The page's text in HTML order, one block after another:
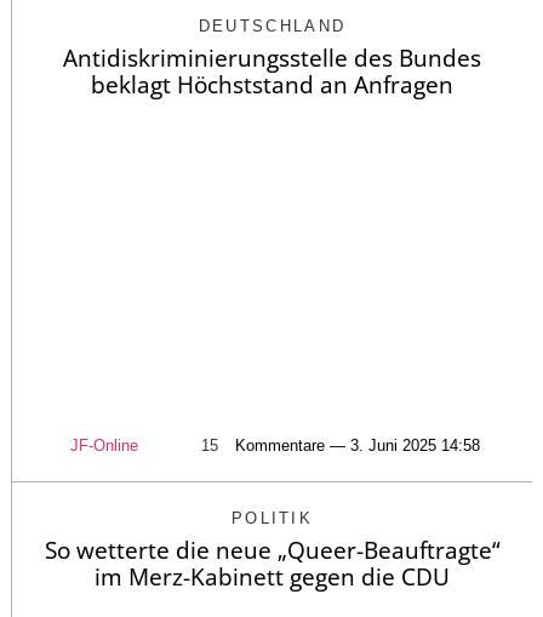
DEUTSCHLAND
Antidiskriminierungsstelle des Bundes
beklagt Höchststand an Anfragen
JF-Online 15 Kommentare — 3. Juni 2025 14:58
POLITIK
So wetterte die neue „Queer-Beauftragte“
im Merz-Kabinett gegen die CDU